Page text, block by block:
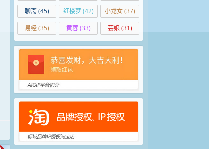
聊斋(45) 红楼梦(42) 小龙女(37)
易经(35) 黄蓉(33) 芸娘(31)